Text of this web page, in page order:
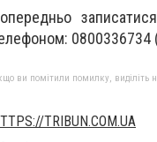
0800336734
ви помітили помилку, виділіть
TRIBUN.COM.UA